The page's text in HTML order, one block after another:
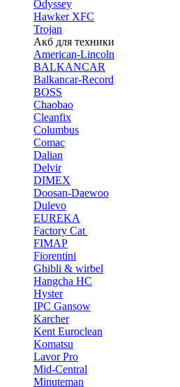
Odyssey
Hawker XFC
Trojan
Акб для техники
American-Lincoln
BALKANCAR
Balkancar-Record
BOSS
Chaobao
Cleanfix
Columbus
Comac
Dalian
Delvir
DIMEX
Doosan-Daewoo
Dulevo
EUREKA
Factory Cat
FIMAP
Fiorentini
Ghibli & wirbel
Hangcha HC
Hyster
IPC Gansow
Karcher
Kent Euroclean
Komatsu
Lavor Pro
Mid-Central
Minuteman